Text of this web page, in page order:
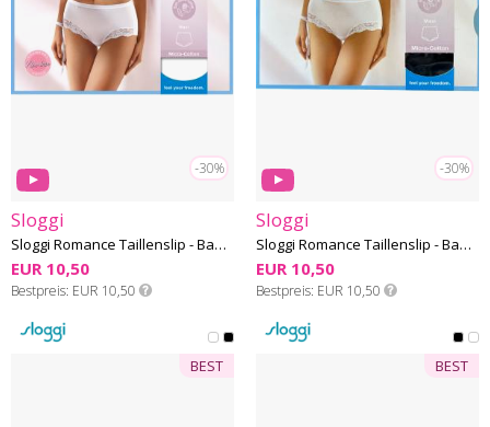
-30%
Sloggi
Sloggi Romance Taillenslip - Baumwolle-Microfaser
EUR 10,50
Bestpreis EUR 10,50
-30%
Sloggi
Sloggi Romance Taillenslip - Baumwolle-Microfaser
EUR 10,50
Bestpreis EUR 10,50
BEST BEST